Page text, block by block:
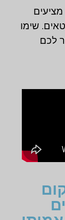
שימו
לכם